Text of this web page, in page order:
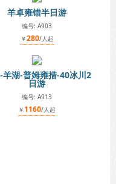
羊卓雍错半日游
编号: A903
￥280/人起
羊湖-普姆雍措-40冰川2
日游
编号: A913
￥1160/人起